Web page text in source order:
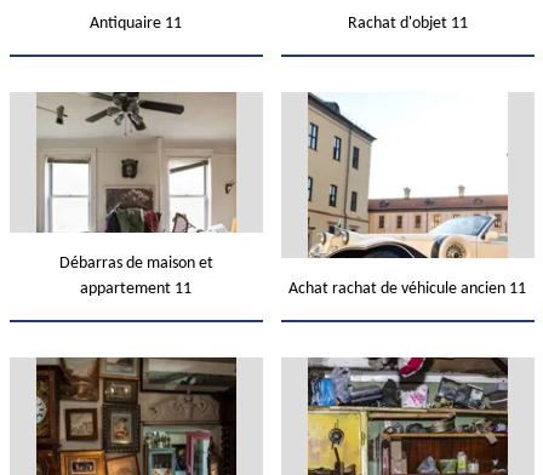
Antiquaire 11 Rachat d'objet 11
Débarras de maison et
appartement 11
Achat rachat de véhicule ancien 11